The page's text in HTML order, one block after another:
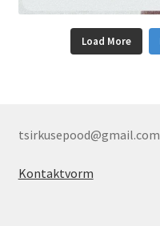
Load More
tsirkusepood@gmail.com
Kontaktvorm